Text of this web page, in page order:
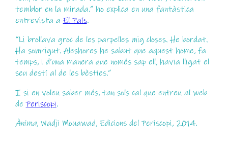
temblor en la mirada.” ho explica en una fantàstica
entrevista a El País.
“Li brollava groc de les parpelles mig closes. He bordat.
Ha somrigut. Aleshores he sabut que aquest home, fa
temps, i d’una manera que només sap ell, havia lligat el
seu destí al de les bèsties.”
I si en voleu saber més, tan sols cal que entreu al web
dePeriscopi.
Ànima, Wadji Mouawad, Edicions del Periscopi, 2014.